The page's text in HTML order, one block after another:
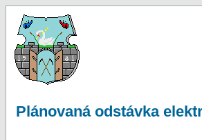
Plánovaná odstávka